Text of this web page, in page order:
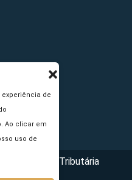
de
Ao clicar em
uso de
da Reforma Tributária